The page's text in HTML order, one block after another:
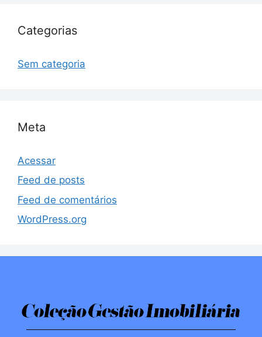
Categorias
Sem categoria
Meta
Acessar
Feed de posts
Feed de comentários
WordPress.org